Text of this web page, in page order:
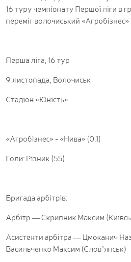
16 туру чемпіонату Першої ліги в
переміг волочиський «Агробізнес»
Перша ліга, 16 тур
9 листопада, Волочиськ
Стадіон «Юність»
«Агробізнес» - «Нива» (0:1)
Голи: Різник (55)
Бригада арбітрів:
Арбітр — Скрипник Максим
Асистенти арбітра — Цмоканич
Васильченко Максим (Словʼянськ)